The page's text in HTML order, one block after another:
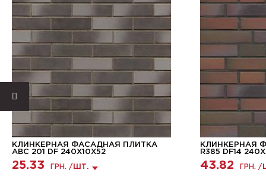
КЛИНКЕРНАЯ ФАСАДНАЯ ПЛИТКА
ABC 201 DF 240X10X52
25.33 ГРН. / ШТ.
КЛИНКЕРНАЯ
R385 DF14
43.82 ГРН. /